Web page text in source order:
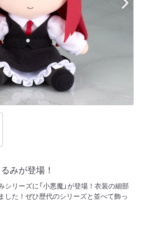
みが登場！
リーズに「小悪魔」が登場！衣装の細部
した！ぜひ歴代のシリーズと並べて飾っ